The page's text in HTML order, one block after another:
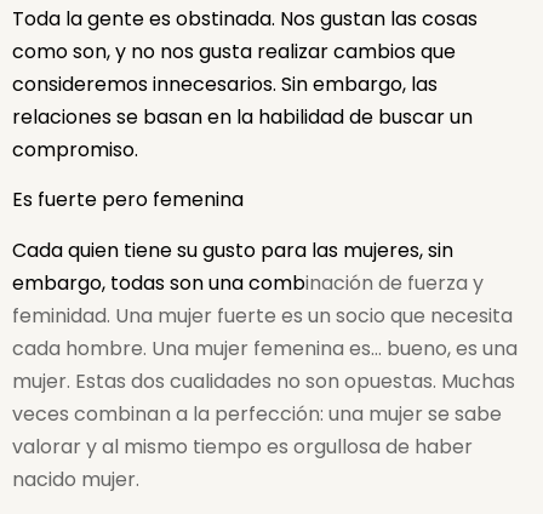
Toda la gente es obstinada. Nos gustan las cosas
como son, y no nos gusta realizar cambios que
consideremos innecesarios. Sin embargo, las
relaciones se basan en la habilidad de buscar un
compromiso.
Es fuerte pero femenina
Cada quien tiene su gusto para las mujeres, sin
embargo, todas son una combinación de fuerza y
feminidad. Una mujer fuerte es un socio que necesita
cada hombre. Una mujer femenina es… bueno, es una
mujer. Estas dos cualidades no son opuestas. Muchas
veces combinan a la perfección: una mujer se sabe
valorar y al mismo tiempo es orgullosa de haber
nacido mujer.